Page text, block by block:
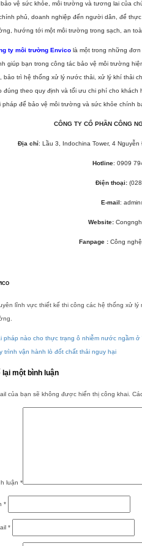
vệ sức khỏe, môi trường và tương lai của
phủ, doanh nghiệp đến người dân, để
hướng tới một môi trường trong sạch, an
ty môi trường Envico là một trong những
giúp bạn trong công tác bảo vệ môi trường
bảo trì hệ thống xử lý nước thải, xử lý khí thải
đúng theo quy định và tối ưu chi phí cho
pháp để bảo vệ môi trường và sức khỏe chính
CÔNG TY CỔ PHẦN CÔNG
Địa chỉ: Lầu 3, Indochina Tower, 4
Hotline: 0909
Điện thoại:
E-mail:
Website:
Fanpage : Công
lĩnh vực thiết kế thi công các hệ thống xử
pháp nào cho thực trạng ô nhiễm nước ngầm ở
trình vận hành lò đốt chất thải nguy hại
lại một bình luận
của bạn sẽ không được hiển thị công khai.
luận *
*
*